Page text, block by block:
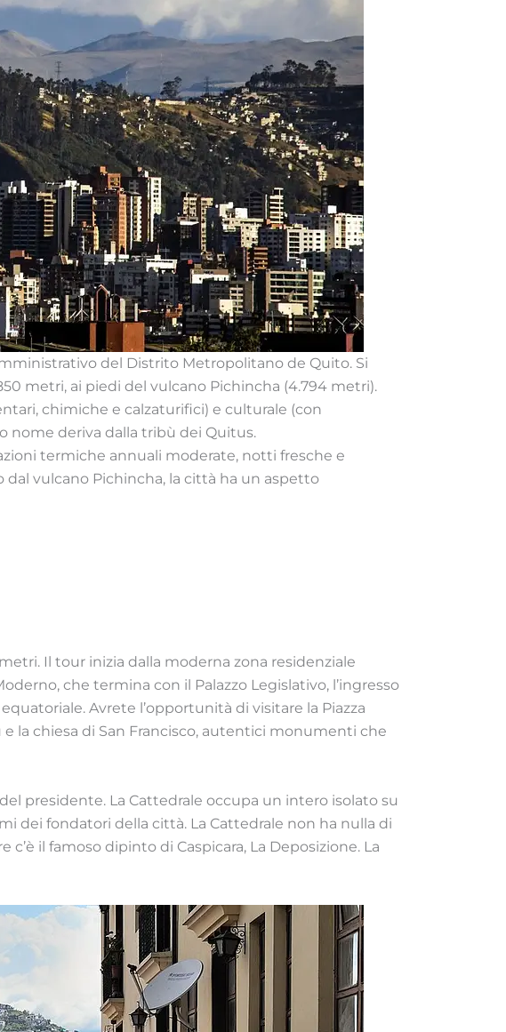
del Distrito Metropolitano de Quito. Si
metri, ai piedi del vulcano Pichincha (4.794 metri).
chimiche e calzaturifici) e culturale (con
nome deriva dalla tribù dei Quitus.
termiche annuali moderate, notti fresche e
vulcano Pichincha, la città ha un aspetto
Il tour inizia dalla moderna zona residenziale
che termina con il Palazzo Legislativo, l’ingresso
Avrete l’opportunità di visitare la Piazza
e la chiesa di San Francisco, autentici monumenti che
presidente. La Cattedrale occupa un intero isolato su
dei fondatori della città. La Cattedrale non ha nulla di
il famoso dipinto di Caspicara, La Deposizione. La